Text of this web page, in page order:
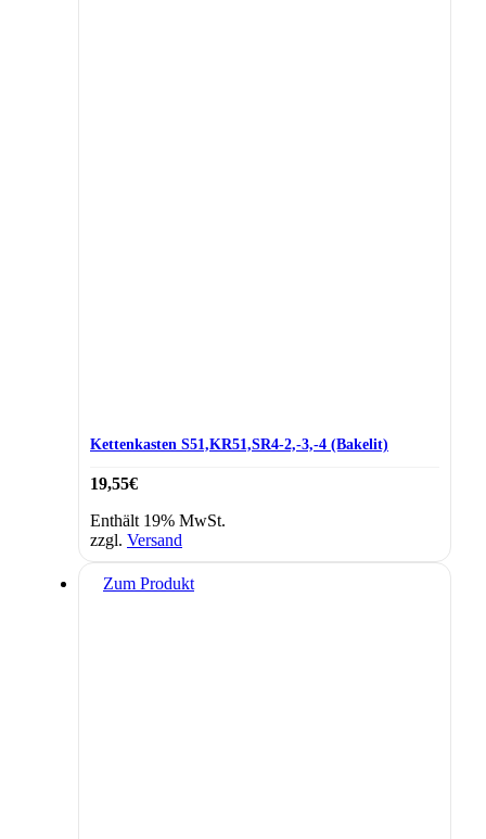
Kettenkasten S51,KR51,SR4-2,-3,-4 (Bakelit)
19,55€
Enthält 19% MwSt.
zzgl. Versand
Zum Produkt